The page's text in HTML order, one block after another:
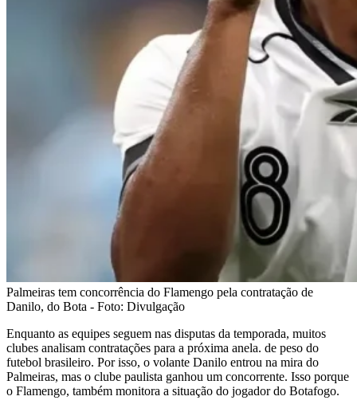
Palmeiras tem concorrência do Flamengo pela contratação de
Danilo, do Bota - Foto: Divulgação
Enquanto as equipes seguem nas disputas da temporada, muitos
clubes analisam contratações para a próxima anela. de peso do
futebol brasileiro. Por isso, o volante Danilo entrou na mira do
Palmeiras, mas o clube paulista ganhou um concorrente. Isso porque
o Flamengo, também monitora a situação do jogador do Botafogo.